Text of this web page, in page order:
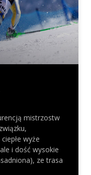
mistrzostw
wyże
i dość wysokie
ze trasa